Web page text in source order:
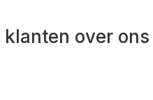
klanten over